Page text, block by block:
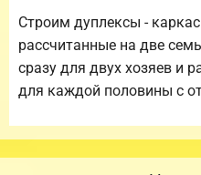
Строим дуплексы -
рассчитанные на две
сразу для двух хозяев и
для каждой половины с